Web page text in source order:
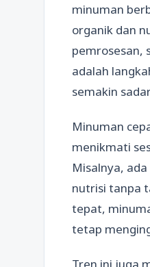
minuman
organik dan
pemrosesan,
adalah
semakin
Minuman
menikmati
Misalnya,
nutrisi tanpa
tepat,
tetap